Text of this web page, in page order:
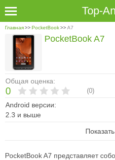
Top-
Главная>>PocketBook>>A7
Общая оценка:
0 (0)
Android версии:
2.3 и выше
PocketBook A7
PocketBook A7 представляет